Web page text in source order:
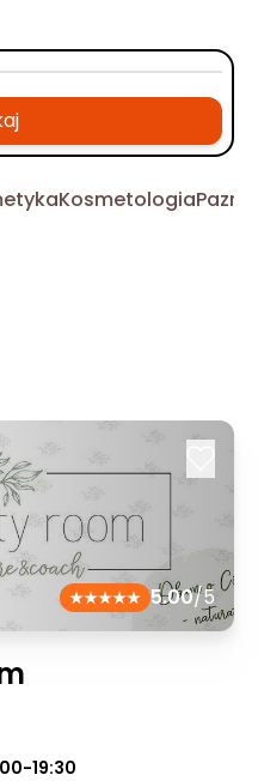
Kosmetologia
5.00/5
19:30